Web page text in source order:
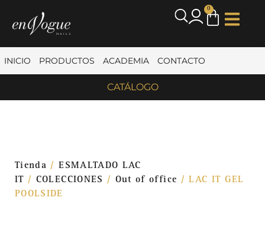
0
INICIO PRODUCTOS ACADEMIA CONTACTO
CATÁLOGO
Tienda /ESMALTADO LAC
IT / COLECCIONES / Out of office / LAC IT GEL
POOLSIDE